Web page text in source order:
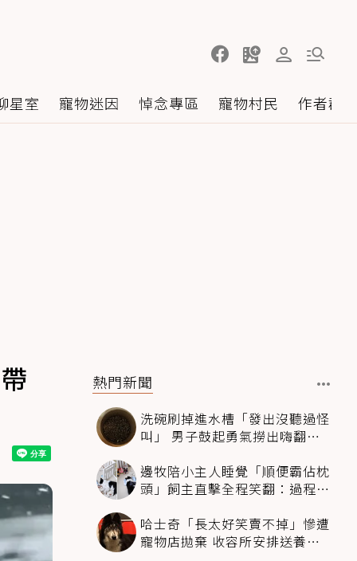
星室 寵物迷因 悼念專區 寵物村民 作者群
熱門新聞
洗碗刷掉進水槽「發出沒聽過怪
叫」 男子鼓起勇氣撈出嗨翻：
邊牧陪小主人睡覺「順便霸佔枕
頭」飼主直擊全程笑翻：過程絲
哈士奇「長太好笑賣不掉」慘遭
寵物店拋棄 收容所安排送養活